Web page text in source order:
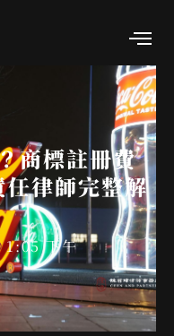
商標註冊費
律師完整解
1:05 下午